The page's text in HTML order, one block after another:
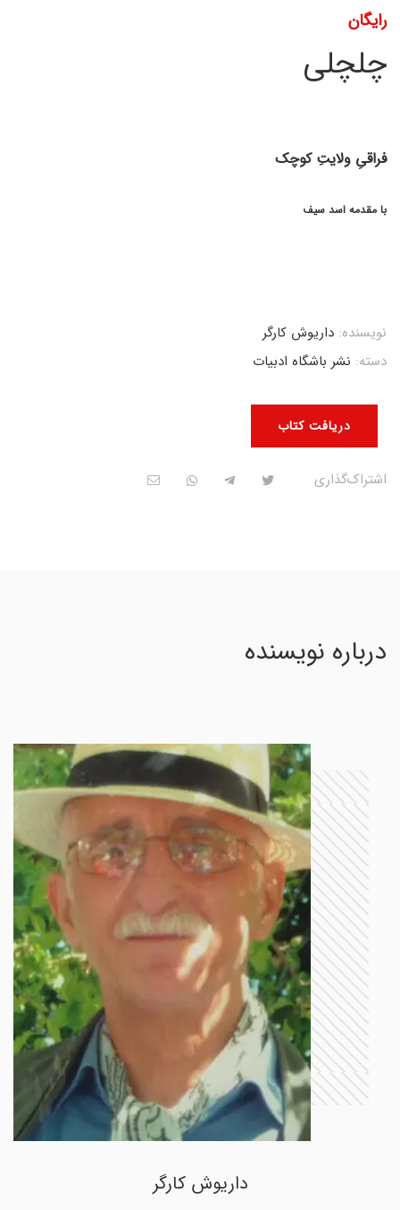
رایگان
چلچلی
فراقیِ ولایتِ کوچک
با مقدمه اسد سیف
دریافت کتاب
نویسنده: داریوش کارگر
دسته: نشر باشگاه ادبیات
اشتراک‌گذاری
درباره نویسنده
داریوش کارگر